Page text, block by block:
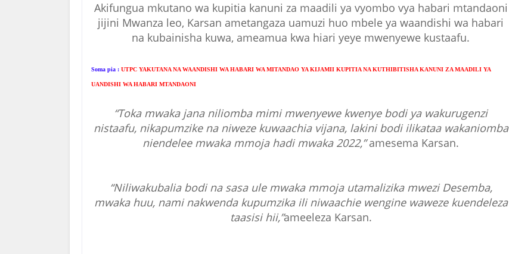
Akifungua mkutano wa kupitia kanuni za maadili ya vyombo vya habari mtandaoni
jijini Mwanza leo, Karsan ametangaza uamuzi huo mbele ya waandishi wa habari
na kubainisha kuwa, ameamua kwa hiari yeye mwenyewe kustaafu.
Soma pia : UTPC YAKUTANA NA WAANDISHI WA HABARI WA MITANDAO YA KIJAMII KUPITIA NA KUTHIBITISHA KANUNI ZA MAADILI YA
UANDISHI WA HABARI MTANDAONI
“Toka mwaka jana niliomba mimi mwenyewe kwenye bodi ya wakurugenzi
nistaafu, nikapumzike na niweze kuwaachia vijana, lakini bodi ilikataa wakaniomba
niendelee mwaka mmoja hadi mwaka 2022,”amesema Karsan.
“Niliwakubalia bodi na sasa ule mwaka mmoja utamalizika mwezi Desemba,
mwaka huu, nami nakwenda kupumzika ili niwaachie wengine waweze kuendeleza
taasisi hii,”ameeleza Karsan.